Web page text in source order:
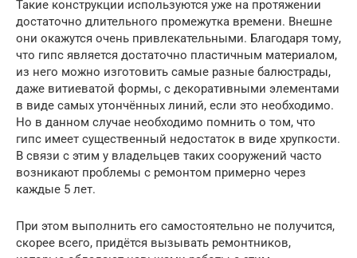
Такие конструкции используются уже на протяжении
достаточно длительного промежутка времени. Внешне
они окажутся очень привлекательными. Благодаря тому,
что гипс является достаточно пластичным материалом,
из него можно изготовить самые разные балюстрады,
даже витиеватой формы, с декоративными элементами
в виде самых утончённых линий, если это необходимо.
Но в данном случае необходимо помнить о том, что
гипс имеет существенный недостаток в виде хрупкости.
В связи с этим у владельцев таких сооружений часто
возникают проблемы с ремонтом примерно через
каждые 5 лет.
При этом выполнить его самостоятельно не получится,
скорее всего, придётся вызывать ремонтников,